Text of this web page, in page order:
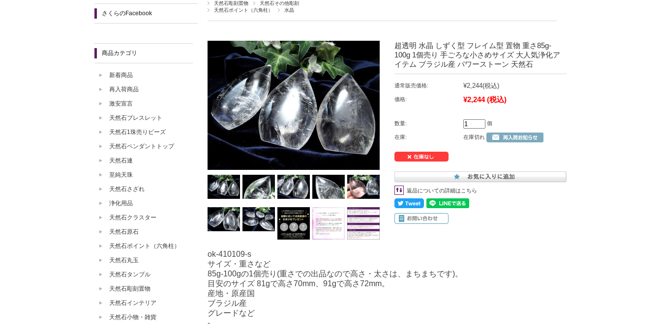
天然石彫刻置物
天然石その他彫刻
天然石ポイント（六角柱）
水晶
超透明 水晶 しずく型 フレイム型 置物 重さ85g-
100g 1個売り 手ごろな小さめサイズ 大人気浄化ア
イテム ブラジル産 パワーストーン 天然石
通常販売価格: ¥2,244(税込)
価格: ¥2,244 (税込)
数量: 個
在庫: 在庫切れ
返品についての詳細はこちら
ok-410109-s
サイズ・重さなど
85g-100gの1個売り(重さでの出品なので高さ・太さは、まちまちです)。
目安のサイズ 81gで高さ70mm、91gで高さ72mm。
産地・原産国
ブラジル産
グレードなど
-
さくらのFacebook
商品カテゴリ
新着商品
再入荷商品
激安宣言
天然石ブレスレット
天然石1珠売りビーズ
天然石ペンダントトップ
天然石連
至純天珠
天然石さざれ
浄化用品
天然石クラスター
天然石原石
天然石ポイント（六角柱）
天然石丸玉
天然石タンブル
天然石彫刻置物
天然石インテリア
天然石小物・雑貨